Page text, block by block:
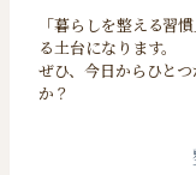
「暮らしを整える習
る土台になります。
ぜひ、今日からひと
か？